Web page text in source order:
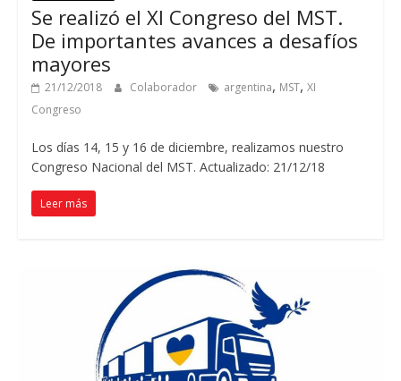
Se realizó el XI Congreso del MST.
De importantes avances a desafíos
mayores
21/12/2018 Colaborador argentina, MST, XI
Congreso
Los días 14, 15 y 16 de diciembre, realizamos nuestro
Congreso Nacional del MST. Actualizado: 21/12/18
Leer más